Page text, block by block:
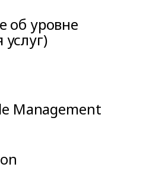
об уровне
Management